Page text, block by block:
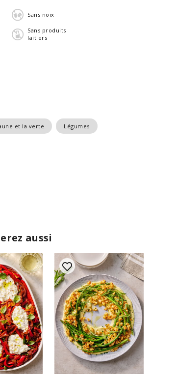
Sans noix
Sans produits
laitiers
et la verte Légumes
aussi